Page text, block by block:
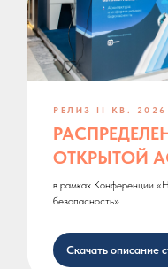
РЕЛИЗ II КВ. 2026
ОТКРЫТОЙ
в рамках Конференции
безопасность»
Скачать описание